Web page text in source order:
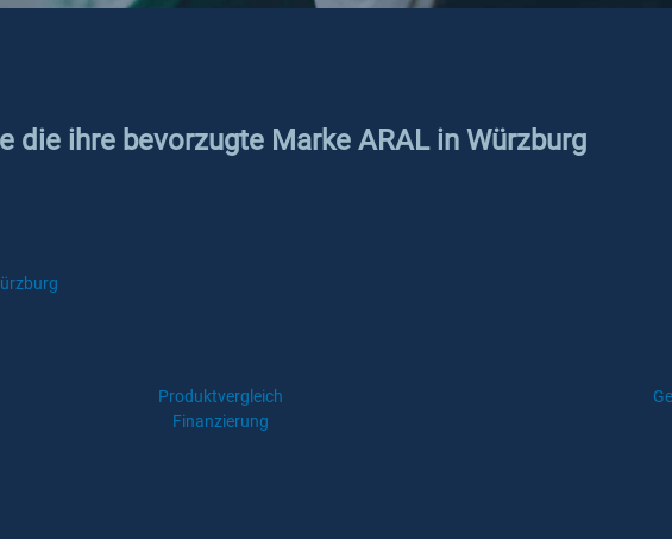
die ihre bevorzugte Marke ARAL in Würzburg
Produktvergleich
Finanzierung